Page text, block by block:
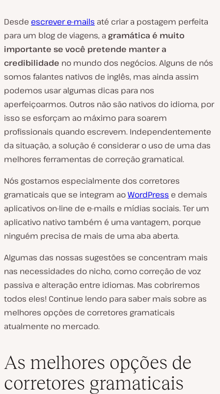
Desde escrever e-mails até criar a postagem perfeita
para um blog de viagens, a gramática é muito
importante se você pretende manter a
credibilidade no mundo dos negócios. Alguns de nós
somos falantes nativos de inglês, mas ainda assim
podemos usar algumas dicas para nos
aperfeiçoarmos. Outros não são nativos do idioma, por
isso se esforçam ao máximo para soarem
profissionais quando escrevem. Independentemente
da situação, a solução é considerar o uso de uma das
melhores ferramentas de correção gramatical.
Nós gostamos especialmente dos corretores
gramaticais que se integram aoWordPress e demais
aplicativos on-line de e-mails e mídias sociais. Ter um
aplicativo nativo também é uma vantagem, porque
ninguém precisa de mais de uma aba aberta.
Algumas das nossas sugestões se concentram mais
nas necessidades do nicho, como correção de voz
passiva e alteração entre idiomas. Mas cobriremos
todos eles! Continue lendo para saber mais sobre as
melhores opções de corretores gramaticais
atualmente no mercado.
As melhores opções de
corretores gramaticais